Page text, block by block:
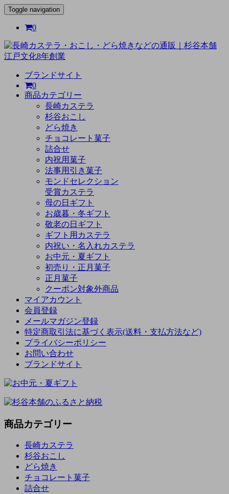
Toggle navigation
0
ブランドサイト
0
商品カテゴリー
長崎カステラ
杉谷おこし
どら焼き
チョコレート菓子
詰合せ
内祝用菓子
法事用引き菓子
モンドセレクション
受賞カステラ
母の日ギフト
お歳暮・冬ギフト
敬老の日ギフト
ギフト用カステラ
内祝い・名入れカステラ
お中元・夏ギフト
初売り・正月菓子
正月菓子
クーポン対象外商品
マイアカウント
会員登録
メールマガジン登録
特定商取引法に基づく表示(送料・支払方法など)
プライバシーポリシー
お問い合わせ
ブランドサイト
商品カテゴリー
長崎カステラ
杉谷おこし
どら焼き
チョコレート菓子
詰合せ